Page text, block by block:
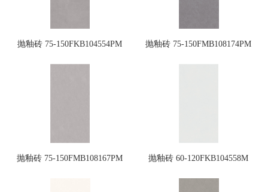
抛釉砖 75-150FKB104554PM 抛釉砖 75-150FMB108174PM
抛釉砖 75-150FMB108167PM 抛釉砖 60-120FKB104558M